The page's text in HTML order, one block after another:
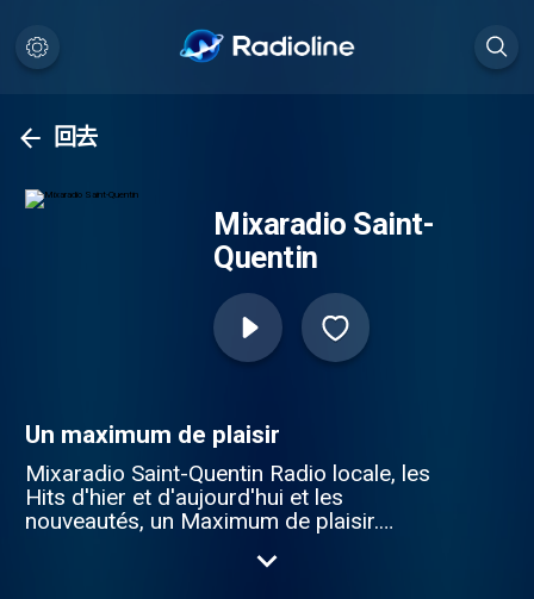
回去
Mixaradio Saint-
Quentin
Un maximum de plaisir
Mixaradio Saint-Quentin Radio locale, les
Hits d'hier et d'aujourd'hui et les
nouveautés, un Maximum de plaisir.
communique tous les événements sociaux,